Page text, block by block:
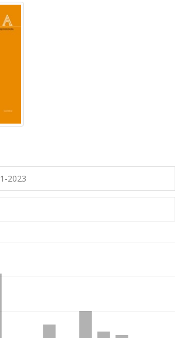
2023